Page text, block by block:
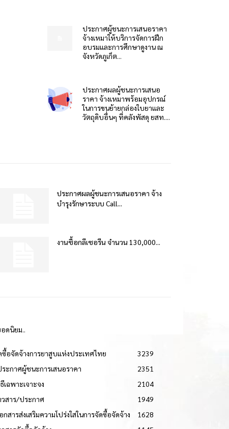
ประกาศผู้ชนะการเสนอราคา
จ้างเหมาให้บริการจัดการฝึก
อบรมและการศึกษาดูงาน ณ
จังหวัดภูเก็ต...
ประกาศผลผู้ชนะการเสนอ
ราคา จ้างเหมาพร้อมอุปกรณ์
ในการขนย้ายกล่องใบยาและ
วัตถุดิบอื่นๆ ที่คลังพัสดุ ยสท....
ประกาศผลผู้ชนะการเสนอราคา จ้าง
บำรุงรักษาระบบ Call...
งานซื้อกลีเซอรีน จำนวน 130,000...
อดนิยม..
ซื้อจัดจ้างการยาสูบแห่งประเทศไทย
3239
ระกาศผู้ชนะการเสนอราคา
2351
เฉพาะเจาะจง
2104
วสาร/ประกาศ
1949
อกสารส่งเสริมความโปร่งใสในการจัดซื้อจัดจ้าง
1628